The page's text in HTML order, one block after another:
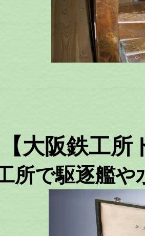
【大阪鉄工
所で駆逐艦